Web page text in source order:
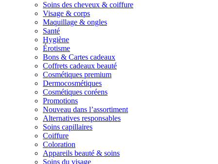
Soins des cheveux & coiffure
Visage & corps
Maquillage & ongles
Santé
Hygiène
Érotisme
Bons & Cartes cadeaux
Coffrets cadeaux beauté
Cosmétiques premium
Dermocosmétiques
Cosmétiques coréens
Promotions
Nouveau dans l’assortiment
Alternatives responsables
Soins capillaires
Coiffure
Coloration
Appareils beauté & soins
Soins du visage